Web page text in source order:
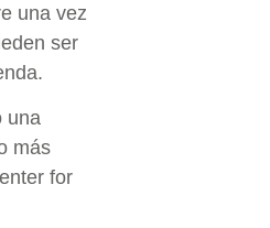
una vez
ser
una
más
for